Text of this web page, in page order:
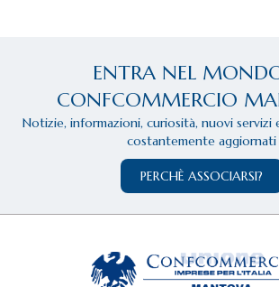
ENTRA NEL
CONFCOMMERCIO
Notizie, informazioni, curiosità, nuovi servizi
costantemente aggiornati
PERCHÈ ASSOCIARSI?